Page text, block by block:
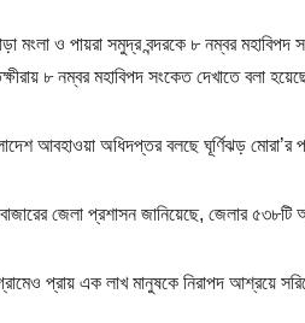
মংলা ও পায়রা সমুদ্র বন্দরকে ৮ নম্বর
৮ নম্বর মহাবিপদ সংকেত দেখাতে বলা
আবহাওয়া অধিদপ্তর বলছে ঘূর্ণিঝড়
জেলা প্রশাসন জানিয়েছে, জেলার
প্রায় এক লাখ মানুষকে নিরাপদ আশ্রয়ে